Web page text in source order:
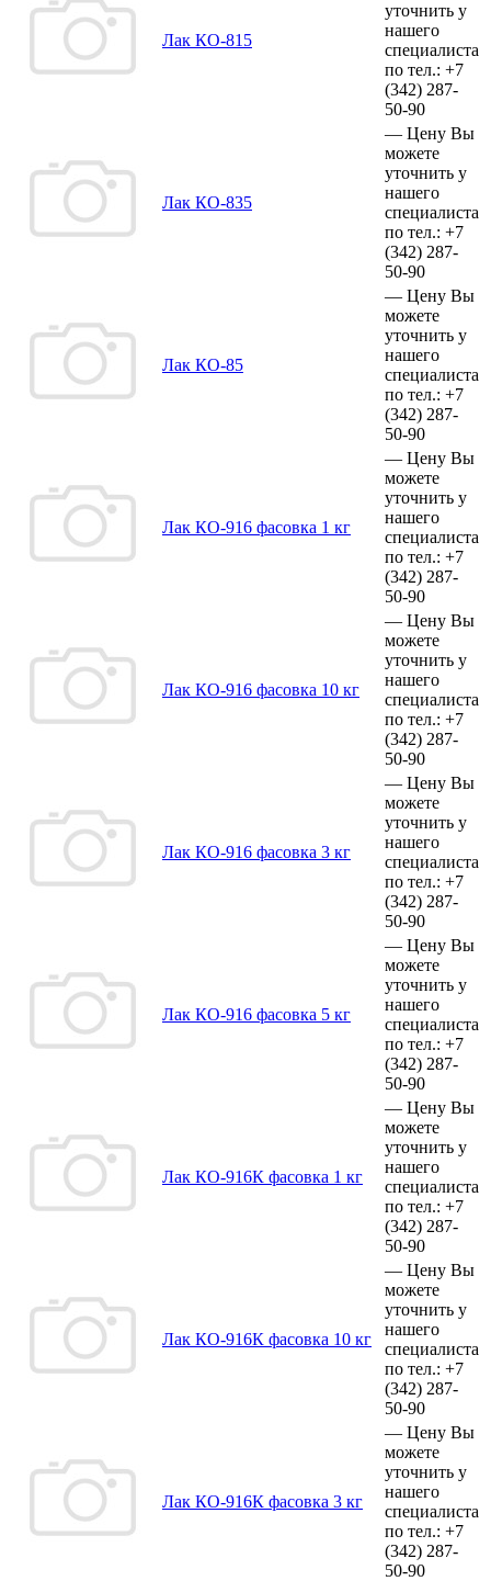
Лак КО-815
уточнить у
нашего
специалиста
по тел.: +7
(342) 287-
50-90
Лак КО-835
— Цену Вы
можете
уточнить у
нашего
специалиста
по тел.: +7
(342) 287-
50-90
Лак КО-85
— Цену Вы
можете
уточнить у
нашего
специалиста
по тел.: +7
(342) 287-
50-90
Лак КО-916 фасовка 1 кг
— Цену Вы
можете
уточнить у
нашего
специалиста
по тел.: +7
(342) 287-
50-90
Лак КО-916 фасовка 10 кг
— Цену Вы
можете
уточнить у
нашего
специалиста
по тел.: +7
(342) 287-
50-90
Лак КО-916 фасовка 3 кг
— Цену Вы
можете
уточнить у
нашего
специалиста
по тел.: +7
(342) 287-
50-90
Лак КО-916 фасовка 5 кг
— Цену Вы
можете
уточнить у
нашего
специалиста
по тел.: +7
(342) 287-
50-90
Лак КО-916К фасовка 1 кг
— Цену Вы
можете
уточнить у
нашего
специалиста
по тел.: +7
(342) 287-
50-90
Лак КО-916К фасовка 10 кг
— Цену Вы
можете
уточнить у
нашего
специалиста
по тел.: +7
(342) 287-
50-90
Лак КО-916К фасовка 3 кг
— Цену Вы
можете
уточнить у
нашего
специалиста
по тел.: +7
(342) 287-
50-90